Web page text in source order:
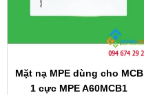
Mặt nạ MPE dùng cho MCB
1 cực MPE A60MCB1